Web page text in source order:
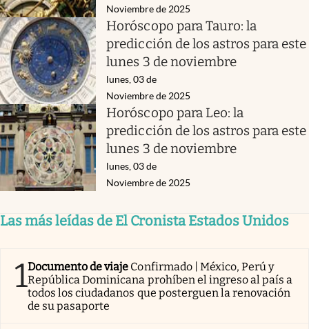
Noviembre de 2025
Horóscopo para Tauro: la
predicción de los astros para este
lunes 3 de noviembre
lunes, 03 de
Noviembre de 2025
Horóscopo para Leo: la
predicción de los astros para este
lunes 3 de noviembre
lunes, 03 de
Noviembre de 2025
Las más leídas de El Cronista Estados Unidos
1Documento de viaje Confirmado | México, Perú y
República Dominicana prohíben el ingreso al país a
todos los ciudadanos que posterguen la renovación
de su pasaporte